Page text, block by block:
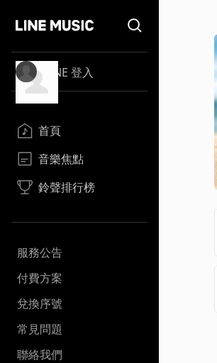
LINE 登入
首頁
音樂焦點
鈴聲排行榜
服務公告
付費方案
兌換序號
常見問題
聯絡我們